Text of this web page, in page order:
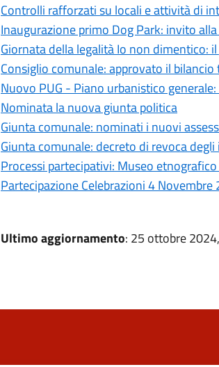
Controlli rafforzati su locali e attività di
Inaugurazione primo Dog Park: invito
Giornata della legalità Io non dimentico:
Consiglio comunale: approvato il
Nuovo PUG - Piano urbanistico
Nominata la nuova giunta politica
Giunta comunale: nominati i nuovi
Giunta comunale: decreto di revoca
Processi partecipativi: Museo
Partecipazione Celebrazioni 4 Novembre
Ultimo aggiornamento: 25 ottobre